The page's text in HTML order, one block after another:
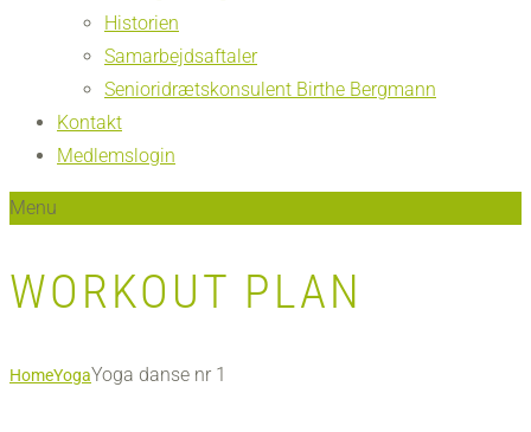
Historien
Samarbejdsaftaler
Senioridrætskonsulent Birthe Bergmann
Kontakt
Medlemslogin
Menu
WORKOUT PLAN
HomeYogaYoga danse nr 1